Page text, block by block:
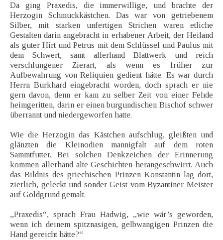
Da ging Praxedis, die immerwillige, und brachte der
Herzogin Schmuckkästchen. Das war von getriebenem
Silber, mit starken unfertigen Strichen waren etliche
Gestalten darin angebracht in erhabener Arbeit, der Heiland
als guter Hirt und Petrus mit dem Schlüssel und Paulus mit
dem Schwert, samt allerhand Blattwerk und reich
verschlungener Zierart, als wenn es früher zur
Aufbewahrung von Reliquien gedient hätte. Es war durch
Herrn Burkhard eingebracht worden, doch sprach er nie
gern davon, denn er kam zu selber Zeit von einer Fehde
heimgeritten, darin er einen burgundischen Bischof schwer
überrannt und niedergeworfen hatte.
Wie die Herzogin das Kästchen aufschlug, gleißten und
glänzten die Kleinodien mannigfalt auf dem roten
Sammtfutter. Bei solchen Denkzeichen der Erinnerung
kommen allerhand alte Geschichten herangeschwirrt. Auch
das Bildnis des griechischen Prinzen Konstantin lag dort,
zierlich, geleckt und sonder Geist vom Byzantiner Meister
auf Goldgrund gemalt.
„Praxedis“, sprach Frau Hadwig, „wie wär’s geworden,
wenn ich deinem spitznasigen, gelbwangigen Prinzen die
Hand gereicht hätte?“